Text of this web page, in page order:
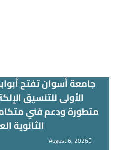
جامعة أسوان تفتح
الأولى للتنسيق
متطورة ودعم فني
الثانوية
August 6, 2026